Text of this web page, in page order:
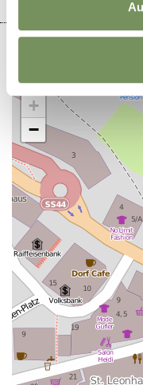
+
−